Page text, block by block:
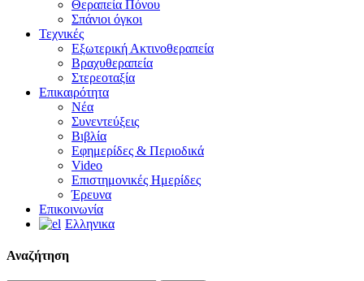
Θεραπεία Πόνου
Σπάνιοι όγκοι
Τεχνικές
Εξωτερική Ακτινοθεραπεία
Βραχυθεραπεία
Στερεοταξία
Επικαιρότητα
Νέα
Συνεντεύξεις
Βιβλία
Εφημερίδες & Περιοδικά
Video
Επιστημονικές Ημερίδες
Έρευνα
Επικοινωνία
Ελληνικα
Αναζήτηση